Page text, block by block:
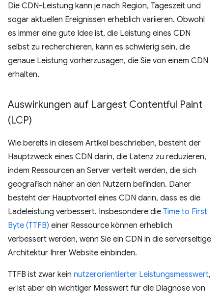
Die CDN-Leistung kann je nach Region, Tageszeit und
sogar aktuellen Ereignissen erheblich variieren. Obwohl
es immer eine gute Idee ist, die Leistung eines CDN
selbst zu recherchieren, kann es schwierig sein, die
genaue Leistung vorherzusagen, die Sie von einem CDN
erhalten.
Auswirkungen auf Largest Contentful Paint
(LCP)
Wie bereits in diesem Artikel beschrieben, besteht der
Hauptzweck eines CDN darin, die Latenz zu reduzieren,
indem Ressourcen an Server verteilt werden, die sich
geografisch näher an den Nutzern befinden. Daher
besteht der Hauptvorteil eines CDN darin, dass es die
Ladeleistung verbessert. Insbesondere die Time to First
Byte (TTFB) einer Ressource können erheblich
verbessert werden, wenn Sie ein CDN in die serverseitige
Architektur Ihrer Website einbinden.
TTFB ist zwar kein nutzerorientierter Leistungsmesswert,
erist aber ein wichtiger Messwert für die Diagnose von